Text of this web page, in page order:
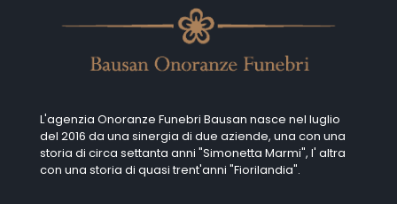
L'agenzia Onoranze Funebri Bausan nasce nel luglio
del 2016 da una sinergia di due aziende, una con una
storia di circa settanta anni "Simonetta Marmi", I' altra
con una storia di quasi trent'anni "Fiorilandia".